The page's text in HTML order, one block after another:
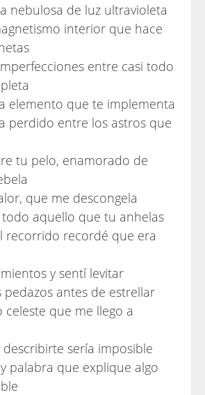
nebulosa de luz ultravioleta
interior que hace
entre casi todo
elemento que te implementa
perdido entre los astros que
tu pelo, enamorado de
que me descongela
aquello que tu anhelas
recorrido recordé que era
y sentí levitar
pedazos antes de estrellar
que me llego a
sería imposible
palabra que explique algo